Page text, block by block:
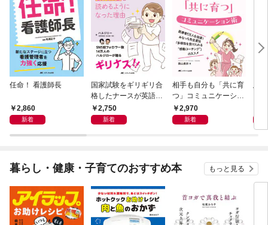
任命！ 看護師長
2,860
新着
国家試験をギリギリ合
格したナースが英語論
文を読めるようになっ
た理由
2,750
新着
相手も自分も「共に育
つ」コミュニケーショ
ン術2,970
新着
患
暮らし・健康・子育てのおすすめ本 もっと見る